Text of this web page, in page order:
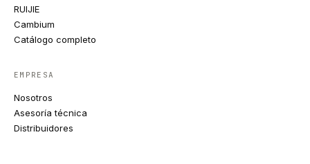
RUIJIE
Cambium
Catálogo completo
EMPRESA
Nosotros
Asesoría técnica
Distribuidores